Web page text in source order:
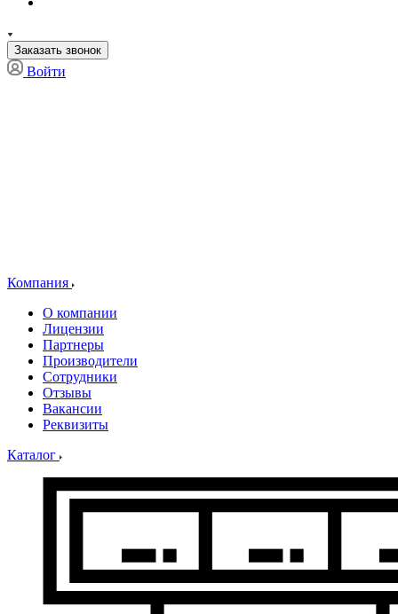
Заказать звонок
Войти
Компания
О компании
Лицензии
Партнеры
Производители
Сотрудники
Отзывы
Вакансии
Реквизиты
Каталог